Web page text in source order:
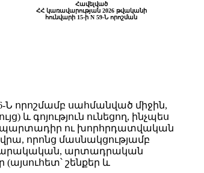
Հավելված
ՀՀ կառավարության 2026 թվականի
հունվարի 15-ի N 59-Ն որոշման
Ն որոշմամբ սահմանված միջին,
և գոյություն ունեցող, ինչպես
պարտադիր ու խորհրդատվական
որոնց մասնակցությամբ
արտադրական
շենքեր և